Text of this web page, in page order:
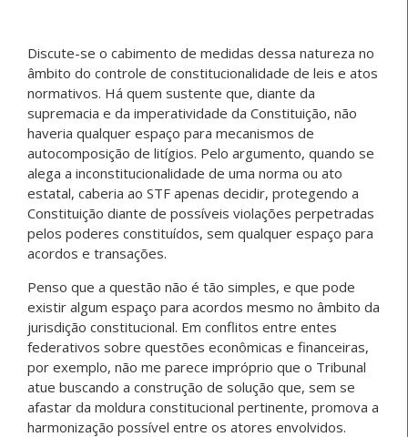
Discute-se o cabimento de medidas dessa natureza no
âmbito do controle de constitucionalidade de leis e atos
normativos. Há quem sustente que, diante da
supremacia e da imperatividade da Constituição, não
haveria qualquer espaço para mecanismos de
autocomposição de litígios. Pelo argumento, quando se
alega a inconstitucionalidade de uma norma ou ato
estatal, caberia ao STF apenas decidir, protegendo a
Constituição diante de possíveis violações perpetradas
pelos poderes constituídos, sem qualquer espaço para
acordos e transações.
Penso que a questão não é tão simples, e que pode
existir algum espaço para acordos mesmo no âmbito da
jurisdição constitucional. Em conflitos entre entes
federativos sobre questões econômicas e financeiras,
por exemplo, não me parece impróprio que o Tribunal
atue buscando a construção de solução que, sem se
afastar da moldura constitucional pertinente, promova a
harmonização possível entre os atores envolvidos.